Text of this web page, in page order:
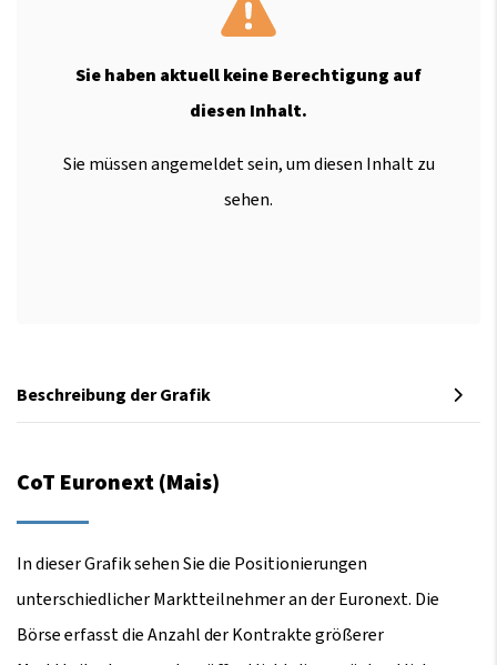
Sie haben aktuell keine Berechtigung auf
diesen Inhalt.
Sie müssen angemeldet sein, um diesen Inhalt zu
sehen.
Beschreibung der Grafik
CoT Euronext (Mais)
In dieser Grafik sehen Sie die Positionierungen
unterschiedlicher Marktteilnehmer an der Euronext. Die
Börse erfasst die Anzahl der Kontrakte größerer